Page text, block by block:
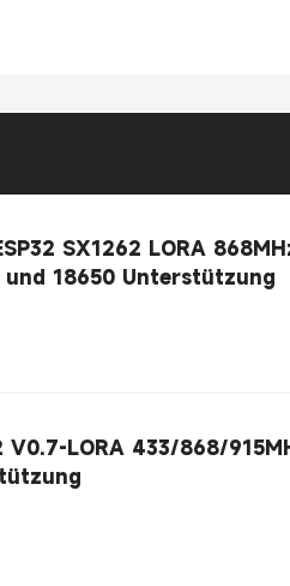
SX1262 LORA
18650 Unterstützung
V0.7-LORA 433/868/